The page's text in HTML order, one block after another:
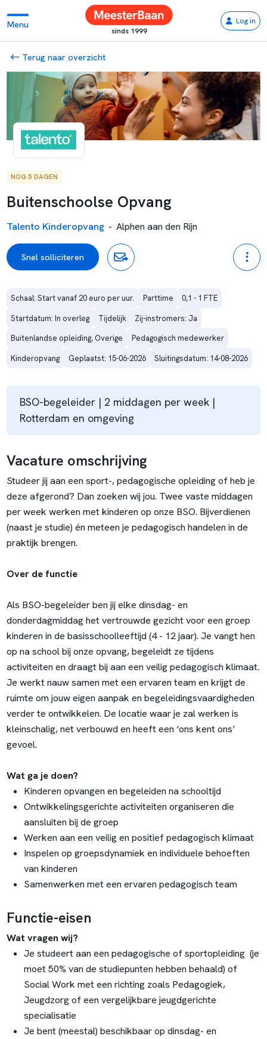
Menu
sinds 1999
Log in
Terug naar overzicht
NOG 5 DAGEN
Buitenschoolse Opvang
Talento Kinderopvang - Alphen aan den Rijn
Snel solliciteren
Schaal: Start vanaf 20 euro per uur. Parttime
0,1 - 1 FTE
Startdatum: In overleg
Tijdelijk
Zij-instromers: Ja
Buitenlandse opleiding, Overige
Pedagogisch medewerker
Kinderopvang
Geplaatst: 15-06-2026 Sluitingsdatum: 14-08-2026
BSO-begeleider | 2 middagen per week |
Rotterdam en omgeving
Vacature omschrijving
Studeer jij aan een sport-, pedagogische opleiding of heb je
deze afgerond? Dan zoeken wij jou. Twee vaste middagen
per week werken met kinderen op onze BSO. Bijverdienen
(naast je studie) én meteen je pedagogisch handelen in de
praktijk brengen.
Over de functie
Als BSO-begeleider ben jij elke dinsdag- en
donderdagmiddag het vertrouwde gezicht voor een groep
kinderen in de basisschoolleeftijd (4 - 12 jaar). Je vangt hen
op na school bij onze opvang, begeleidt ze tijdens
activiteiten en draagt bij aan een veilig pedagogisch klimaat.
Je werkt nauw samen met een ervaren team en krijgt de
ruimte om jouw eigen aanpak en begeleidingsvaardigheden
verder te ontwikkelen. De locatie waar je zal werken is
kleinschalig, net verbouwd en heeft een ‘ons kent ons’
gevoel.
Wat ga je doen?
Kinderen opvangen en begeleiden na schooltijd
Ontwikkelingsgerichte activiteiten organiseren die
aansluiten bij de groep
Werken aan een veilig en positief pedagogisch klimaat
Inspelen op groepsdynamiek en individuele behoeften
van kinderen
Samenwerken met een ervaren pedagogisch team
Functie-eisen
Wat vragen wij?
Je studeert aan een pedagogische of sportopleiding (je
moet 50% van de studiepunten hebben behaald) of
Social Work met een richting zoals Pedagogiek,
Jeugdzorg of een vergelijkbare jeugdgerichte
specialisatie
Je bent (meestal) beschikbaar op dinsdag- en